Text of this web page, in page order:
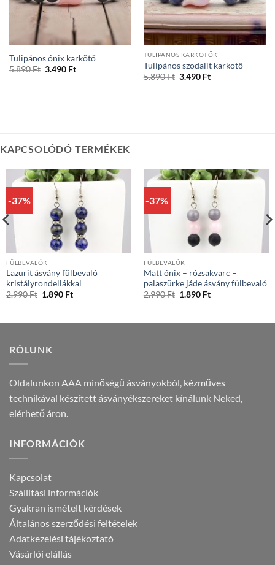
Tulipános ónix karkötő
5.890Ft Original
3.490 FtCurrent
TULIPÁNOS KARKÖTŐK
Tulipános szodalit karkötő
5.890Ft Original
3.490 FtCurrent
KAPCSOLÓDÓ TERMÉKEK
-37%
FÜLBEVALÓK
Lazurit ásvány fülbevaló
kristályrondellákkal
2.990Ft Original
1.890 FtCurrent
-37%
FÜLBEVALÓK
Matt ónix – rózsakvarc –
palaszürke jáde ásvány fülbevaló
2.990Ft Original
1.890 FtCurrent
RÓLUNK
Oldalunkon AAA minőségű ásványokból, kézműves
technikával készített ásványékszereket kínálunk Neked,
elérhető áron.
INFORMÁCIÓK
Kapcsolat
Szállítási információk
Gyakran ismételt kérdések
Általános szerződési feltételek
Adatkezelési tájékoztató
Vásárlói elállás